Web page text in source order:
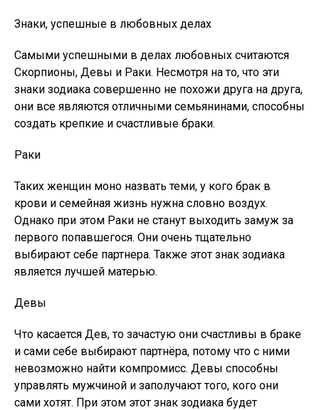
Знаки, успешные в любовных делах
Самыми успешными в делах любовных считаются
Скорпионы, Девы и Раки. Несмотря на то, что эти
знаки зодиака совершенно не похожи друга на друга,
они все являются отличными семьянинами, способны
создать крепкие и счастливые браки.
Раки
Таких женщин моно назвать теми, у кого брак в
крови и семейная жизнь нужна словно воздух.
Однако при этом Раки не станут выходить замуж за
первого попавшегося. Они очень тщательно
выбирают себе партнера. Также этот знак зодиака
является лучшей матерью.
Девы
Что касается Дев, то зачастую они счастливы в браке
и сами себе выбирают партнёра, потому что с ними
невозможно найти компромисс. Девы способны
управлять мужчиной и заполучают того, кого они
сами хотят. При этом этот знак зодиака будет